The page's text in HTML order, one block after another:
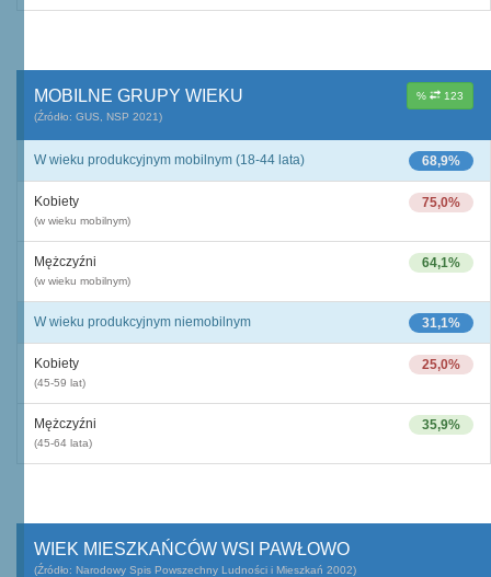
% 123
MOBILNE GRUPY WIEKU
(Źródło: GUS, NSP 2021)
68,9%
W wieku produkcyjnym mobilnym (18-44 lata)
75,0%
Kobiety
(w wieku mobilnym)
64,1%
Mężczyźni
(w wieku mobilnym)
31,1%
W wieku produkcyjnym niemobilnym
25,0%
Kobiety
(45-59 lat)
35,9%
Mężczyźni
(45-64 lata)
WIEK MIESZKAŃCÓW WSI PAWŁOWO
(Źródło: Narodowy Spis Powszechny Ludności i Mieszkań 2002)